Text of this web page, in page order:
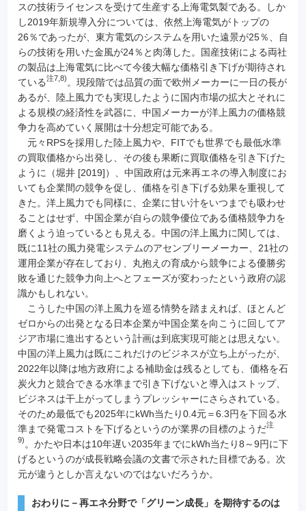
スの技術ライセンスを受けて生産する上海電気製である。しか
し2019年新規導入分については、依然上海電気がトップの
26％であったが、東方電気のシステムを用いた遠景が25％、自
らの技術を用いた金風が24％と肉薄した。国産技術による両社
の製品は上海電気に比べて今後大幅な価格引き下げが期待され
ている注7,8) 。現段階では品質の面で欧州メーカーに一日の長が
あるが、陸上風力でも実現したように国内市場の拡大とそれに
よる規模の経済性を武器に、中国メーカーが洋上風力の価格競
争力を高めていく展開は十分想定可能である。
元々RPSを採用した陸上風力や、FITでも世界でも最低水準
の買取価格から出発し、その後も果断に買取価格を引き下げた
ように（堀井 [2019]）、中国政府は元来再エネの導入制度にお
いても企業間の競争を促し、価格を引き下げる効果を重視して
きた。洋上風力でも同様に、企業に甘い汁をいつまでも吸わせ
ることはせず、中国企業が自らの競争優位である価格競争力を
磨くよう迫っているとも見える。中国の洋上風力に関しては、
既に11社の風力発電システムのアセンブリーメーカー、21社の
運用企業が存在しており、丸抱えの育成から競争による優勝劣
敗を通じた競争力向上へとフェーズが変わったという政府の認
識かもしれない。
こうした中国の洋上風力を巡る情勢を踏まえれば、ほとんど
ゼロからの出発となる日本企業が中国企業を向こうに回してア
ジア市場に進出するという計画は到底実現可能とは思えない。
中国の洋上風力は既にこれだけのビジネスが立ち上がったが、
2022年以降は地方政府による補助金は残るとしても、価格を石
炭火力と競合できる水準まで引き下げないと導入はストップ、
ビジネスは干上がってしまうプレッシャーにさらされている。
そのため最低でも2025年にkWh当たり0.4元＝6.3円を下回る水
準まで発電コストを下げるというのが業界の目標のようだ注
9) 。かたや日本は10年遅い2035年までにkWh当たり8～9円に下
げるというのが成長戦略会議の文書で示された目標である。次
元が違うとしか言えないのではないだろうか。
おわりに－再エネ分野で「グリーン成長」を期待するのは